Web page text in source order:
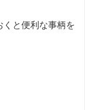
くと便利な事柄を